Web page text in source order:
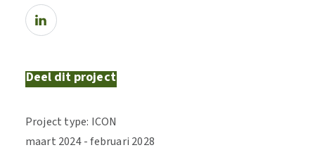
Deel dit project
Project type: ICON
maart 2024- februari 2028